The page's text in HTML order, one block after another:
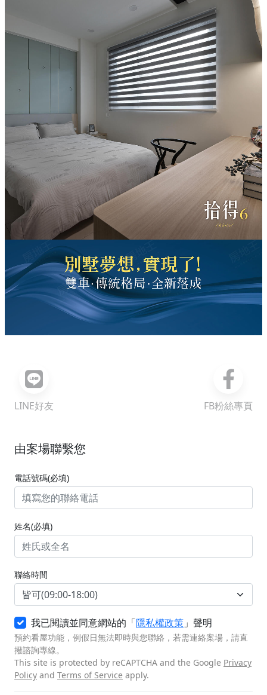
LINE好友 FB粉絲專頁
由案場聯繫您
電話號碼(必填)
姓名(必填)
聯絡時間
我已閱讀並同意網站的「隱私權政策 」聲明
預約看屋功能，例假日無法即時與您聯絡，若需連絡案場，請直
撥諮詢專線。
This site is protected by reCAPTCHA and the Google Privacy
Policy and Terms of Service apply.